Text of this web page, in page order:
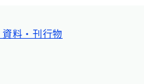
料・刊行物